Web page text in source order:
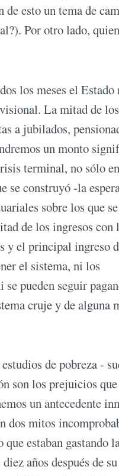
esto un tema de
Por otro lado,
los meses el Estado
La mitad de los
a jubilados,
un monto
terminal, no sólo en
se construyó -la
sobre los que se
de los ingresos con
y el principal ingreso
el sistema, ni los
pueden seguir
cruje y de alguna
de pobreza -
son los prejuicios
un antecedente
dos mitos
que estaban gastando
años después de su